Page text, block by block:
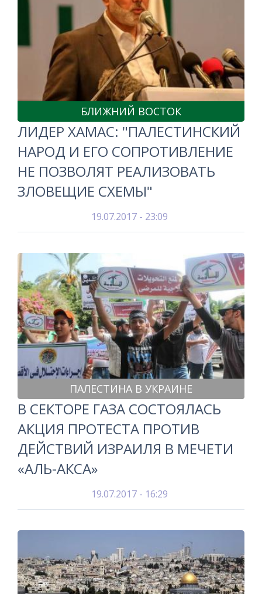
БЛИЖНИЙ ВОСТОК
ЛИДЕР ХАМАС: "ПАЛЕСТИНСКИЙ
НАРОД И ЕГО СОПРОТИВЛЕНИЕ
НЕ ПОЗВОЛЯТ РЕАЛИЗОВАТЬ
ЗЛОВЕЩИЕ СХЕМЫ"
19.07.2017 - 23:09
ПАЛЕСТИНА В УКРАИНЕ
В СЕКТОРЕ ГАЗА СОСТОЯЛАСЬ
АКЦИЯ ПРОТЕСТА ПРОТИВ
ДЕЙСТВИЙ ИЗРАИЛЯ В МЕЧЕТИ
«АЛЬ-АКСА»
19.07.2017 - 16:29